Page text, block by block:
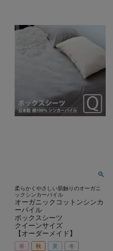
柔らかくやさしい肌触りのオーガニ
ックシンカーパイル
オーガニックコットンシンカ
ーパイル
ボックスシーツ
クイーンサイズ
【オーダーメイド】
春 秋 夏 冬